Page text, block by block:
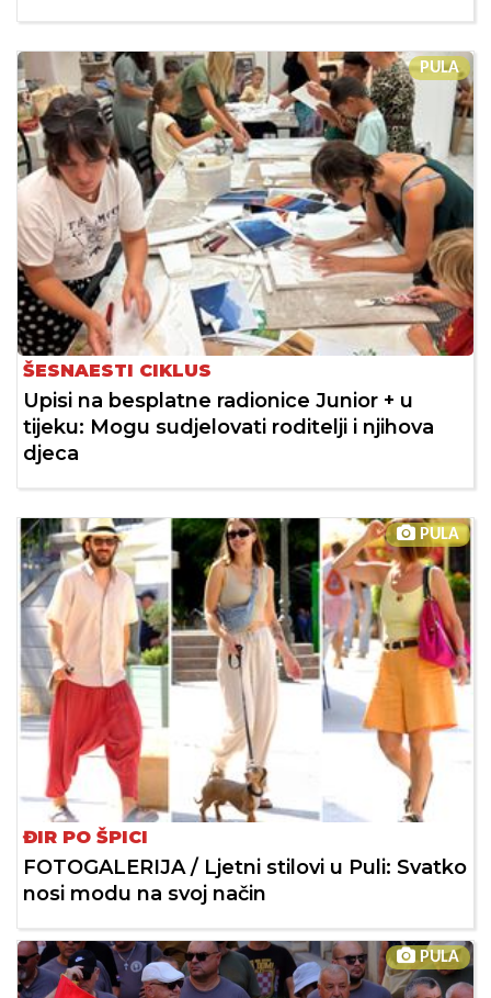
PULA
ŠESNAESTI CIKLUS
Upisi na besplatne radionice Junior + u
tijeku: Mogu sudjelovati roditelji i njihova
djeca
PULA
ĐIR PO ŠPICI
FOTOGALERIJA / Ljetni stilovi u Puli: Svatko
nosi modu na svoj način
PULA